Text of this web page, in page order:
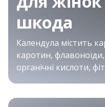
шкода
Календула містить
каротин, флавоноїди,
органічні кислоти,